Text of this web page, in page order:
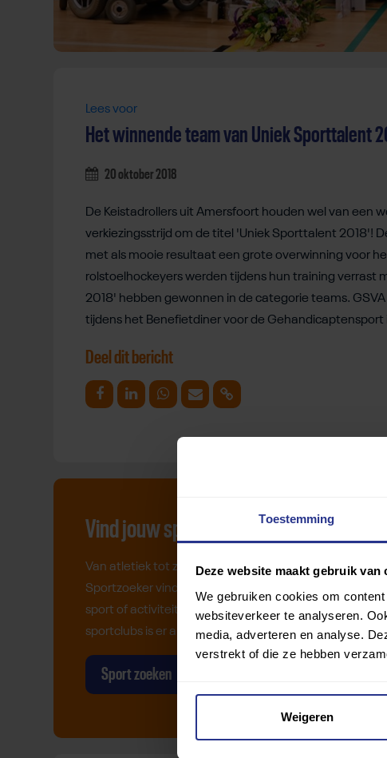
Toestemming
Deze website maakt gebruik van
We gebruiken cookies om
websiteverkeer te analyseren.
media, adverteren en analyse.
verstrekt of die ze hebben
Weigeren
Lees voor
Het winnende team van Uniek Sporttalent
20 oktober 2018
De Keistadrollers uit Amersfoort houden wel van een
verkiezingsstrijd om de titel 'Uniek Sporttalent 2018'!
met als mooie resultaat een grote overwinning voor
rolstoelhockeyers werden tijdens hun training verrast
2018' hebben gewonnen in de categorie teams.
tijdens het Benefietdiner voor de Gehandicaptensport
Deel dit bericht
Deel op Facebook
Deel op LinkedinDeel op Whatsapp
Mail link Kopieer link
Vind jouw sport
Van atletiek tot zwemmen: met onze
Sportzoeker vind je gemakkelijk jouw favoriete
sport of activiteit. Met meer dan 4250
sportclubs is er altijd een sport die bij je past.
Sport zoeken